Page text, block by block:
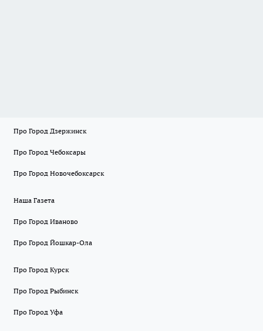
Про Город Дзержинск
Про Город Чебоксары
Про Город Новочебоксарск
Наша Газета
Про Город Иваново
Про Город Йошкар-Ола
Про Город Курск
Про Город Рыбинск
Про Город Уфа